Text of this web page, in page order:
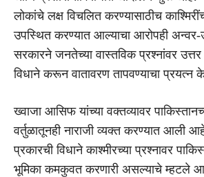
लोकांचे लक्ष विचलित करण्यासाठीच
उपस्थित करण्यात आल्याचा आरोपही
सरकारने जनतेच्या वास्तविक प्रश्नांवर उत्तर
विधाने करून वातावरण तापवण्याचा प्रयत्न
ख्वाजा आसिफ यांच्या वक्तव्यावर
वर्तुळातूनही नाराजी व्यक्त करण्यात आली
प्रकारची विधाने काश्मीरच्या प्रश्नावर
भूमिका कमकुवत करणारी असल्याचे म्हटले